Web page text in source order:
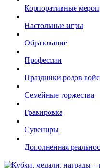
Корпоративные
Настольные игры
Образование
Профессии
Праздники родов
Семейные торжества
Гравировка
Сувениры
Дополненная